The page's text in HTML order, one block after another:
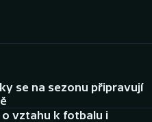
se na sezonu připravují
o vztahu k fotbalu i